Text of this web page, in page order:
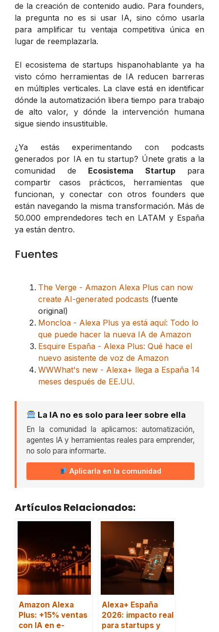
de la creación de contenido audio. Para founders,
la pregunta no es si usar IA, sino cómo usarla
para amplificar tu ventaja competitiva única en
lugar de reemplazarla.
El ecosistema de startups hispanohablante ya ha
visto cómo herramientas de IA reducen barreras
en múltiples verticales. La clave está en identificar
dónde la automatización libera tiempo para trabajo
de alto valor, y dónde la intervención humana
sigue siendo insustituible.
¿Ya estás experimentando con podcasts
generados por IA en tu startup? Únete gratis a la
comunidad de Ecosistema Startuppara
compartir casos prácticos, herramientas que
funcionan, y conectar con otros founders que
están navegando la misma transformación. Más de
50.000 emprendedores tech en LATAM y España
ya están dentro.
Fuentes
The Verge - Amazon Alexa Plus can now
create AI-generated podcasts (fuente
original)
Moncloa - Alexa Plus ya está aquí: Todo lo
que puede hacer la nueva IA de Amazon
Esquire España - Alexa Plus: Qué hace el
nuevo asistente de voz de Amazon
WWWhat's new - Alexa+ llega a España 14
meses después de EE.UU.
La IA no es solo para leer sobre ella
En la comunidad la aplicamos: automatización,
agentes IA y herramientas reales para emprender,
no solo para informarte.
Aplicarla en la comunidad
Artículos Relacionados:
Amazon Alexa
Plus: +15% ventas
con IA en e-
Alexa+ España
2026: impacto real
para startups y